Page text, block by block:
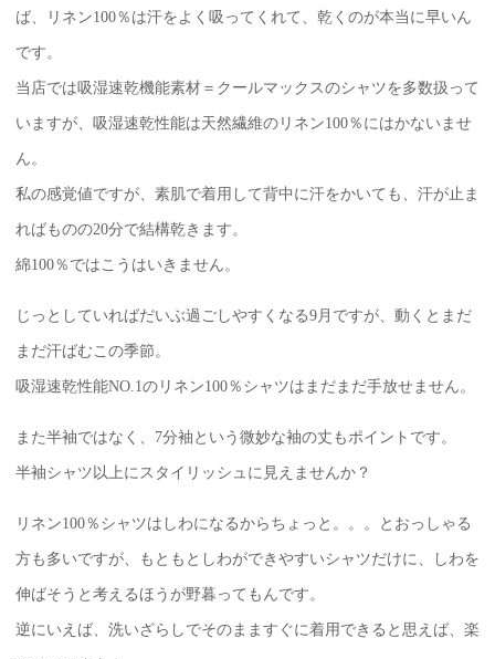
ば、リネン100％は汗をよく吸ってくれて、乾くのが本当に早いん
です。
当店では吸湿速乾機能素材＝クールマックスのシャツを多数扱って
いますが、吸湿速乾性能は天然繊維のリネン100％にはかないませ
ん。
私の感覚値ですが、素肌で着用して背中に汗をかいても、汗が止ま
ればものの20分で結構乾きます。
綿100％ではこうはいきません。
じっとしていればだいぶ過ごしやすくなる9月ですが、動くとまだ
まだ汗ばむこの季節。
吸湿速乾性能NO.1のリネン100％シャツはまだまだ手放せません。
また半袖ではなく、7分袖という微妙な袖の丈もポイントです。
半袖シャツ以上にスタイリッシュに見えませんか？
リネン100％シャツはしわになるからちょっと。。。とおっしゃる
方も多いですが、もともとしわができやすいシャツだけに、しわを
伸ばそうと考えるほうが野暮ってもんです。
逆にいえば、洗いざらしでそのまますぐに着用できると思えば、楽